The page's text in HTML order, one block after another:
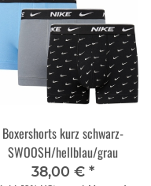
Boxershorts kurz schwarz-
SWOOSH/hellblau/grau
38,00 € *